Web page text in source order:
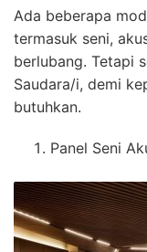
Ada beberapa
termasuk seni,
berlubang. Tetapi
Saudara/i, demi
butuhkan.
Panel Seni